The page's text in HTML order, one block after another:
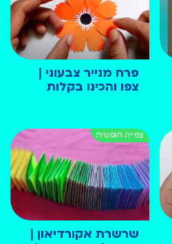
פרח מנייר צבעוני |
צפו והכינו בקלות
שרשרת אקורדיאון |